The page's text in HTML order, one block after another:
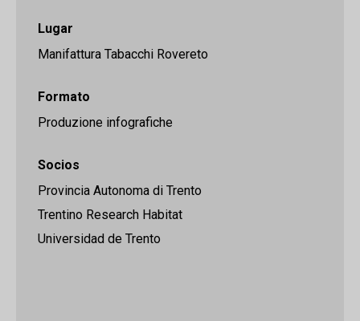
Lugar
Manifattura Tabacchi Rovereto
Formato
Produzione infografiche
Socios
Provincia Autonoma di Trento
Trentino Research Habitat
Universidad de Trento